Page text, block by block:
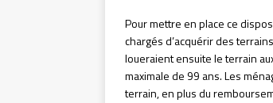
Pour mettre en place ce
chargés d’acquérir des
loueraient ensuite le terrain
maximale de 99 ans. Les
terrain, en plus du